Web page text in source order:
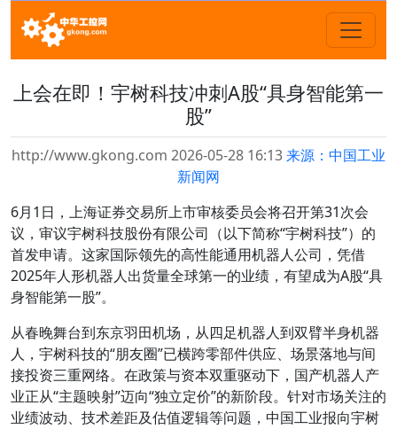
上会在即！宇树科技冲刺A股“具身智能第一
股”
http://www.gkong.com 2026-05-28 16:13来源：中国工业
新闻网
6月1日，上海证券交易所上市审核委员会将召开第31次会
议，审议宇树科技股份有限公司（以下简称“宇树科技”）的
首发申请。这家国际领先的高性能通用机器人公司，凭借
2025年人形机器人出货量全球第一的业绩，有望成为A股“具
身智能第一股”。
从春晚舞台到东京羽田机场，从四足机器人到双臂半身机器
人，宇树科技的“朋友圈”已横跨零部件供应、场景落地与间
接投资三重网络。在政策与资本双重驱动下，国产机器人产
业正从“主题映射”迈向“独立定价”的新阶段。针对市场关注的
业绩波动、技术差距及估值逻辑等问题，中国工业报向宇树